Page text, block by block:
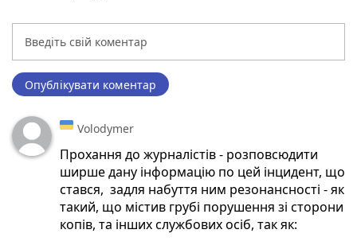
Опублікувати коментар
Volodymer
Прохання до журналістів - розповсюдити
ширше дану інформацію по цей інцидент, що
стався, задля набуття ним резонансності - як
такий, що містив грубі порушення зі сторони
копів, та інших службових осіб, так як: